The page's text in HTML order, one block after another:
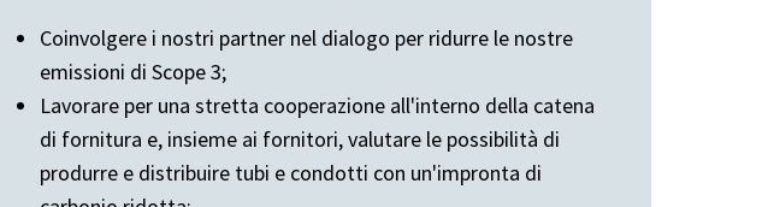
Coinvolgere i nostri partner nel dialogo per ridurre le nostre
emissioni di Scope 3;
Lavorare per una stretta cooperazione all'interno della catena
di fornitura e, insieme ai fornitori, valutare le possibilità di
produrre e distribuire tubi e condotti con un'impronta di